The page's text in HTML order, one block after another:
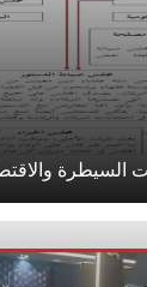
السيطرة